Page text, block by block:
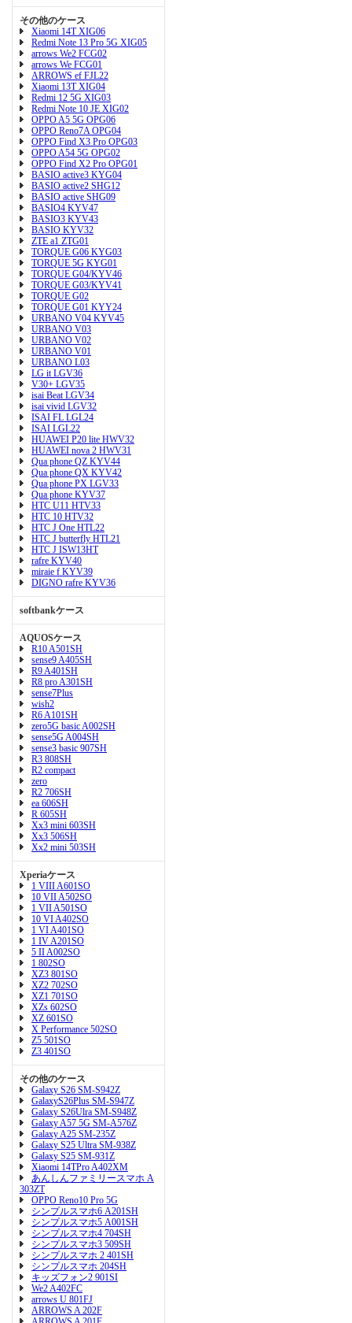
その他のケース
Xiaomi 14T XIG06
Redmi Note 13 Pro 5G XIG05
arrows We2 FCG02
arrows We FCG01
ARROWS ef FJL22
Xiaomi 13T XIG04
Redmi 12 5G XIG03
Redmi Note 10 JE XIG02
OPPO A5 5G OPG06
OPPO Reno7A OPG04
OPPO Find X3 Pro OPG03
OPPO A54 5G OPG02
OPPO Find X2 Pro OPG01
BASIO active3 KYG04
BASIO active2 SHG12
BASIO active SHG09
BASIO4 KYV47
BASIO3 KYV43
BASIO KYV32
ZTE a1 ZTG01
TORQUE G06 KYG03
TORQUE 5G KYG01
TORQUE G04/KYV46
TORQUE G03/KYV41
TORQUE G02
TORQUE G01 KYY24
URBANO V04 KYV45
URBANO V03
URBANO V02
URBANO V01
URBANO L03
LG it LGV36
V30+ LGV35
isai Beat LGV34
isai vivid LGV32
ISAI FL LGL24
ISAI LGL22
HUAWEI P20 lite HWV32
HUAWEI nova 2 HWV31
Qua phone QZ KYV44
Qua phone QX KYV42
Qua phone PX LGV33
Qua phone KYV37
HTC U11 HTV33
HTC 10 HTV32
HTC J One HTL22
HTC J butterfly HTL21
HTC J ISW13HT
rafre KYV40
miraie f KYV39
DIGNO rafre KYV36
softbankケース
AQUOSケース
R10 A501SH
sense9 A405SH
R9 A401SH
R8 pro A301SH
sense7Plus
wish2
R6 A101SH
zero5G basic A002SH
sense5G A004SH
sense3 basic 907SH
R3 808SH
R2 compact
zero
R2 706SH
ea 606SH
R 605SH
Xx3 mini 603SH
Xx3 506SH
Xx2 mini 503SH
Xperiaケース
1 VIII A601SO
10 VII A502SO
1 VII A501SO
10 VI A402SO
1 VI A401SO
1 IV A201SO
5 II A002SO
1 802SO
XZ3 801SO
XZ2 702SO
XZ1 701SO
XZs 602SO
XZ 601SO
X Performance 502SO
Z5 501SO
Z3 401SO
その他のケース
Galaxy S26 SM-S942Z
GalaxyS26Plus SM-S947Z
Galaxy S26Ulra SM-S948Z
Galaxy A57 5G SM-A576Z
Galaxy A25 SM-235Z
Galaxy S25 Ultra SM-938Z
Galaxy S25 SM-931Z
Xiaomi 14TPro A402XM
あんしんファミリースマホ A
303ZT
OPPO Reno10 Pro 5G
シンプルスマホ6 A201SH
シンプルスマホ5 A001SH
シンプルスマホ4 704SH
シンプルスマホ3 509SH
シンプルスマホ 2 401SH
シンプルスマホ 204SH
キッズフォン2 901SI
We2 A402FC
arrows U 801FJ
ARROWS A 202F